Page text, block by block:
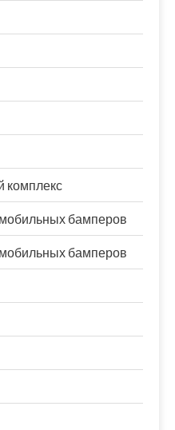
комплекс
бамперов
бамперов